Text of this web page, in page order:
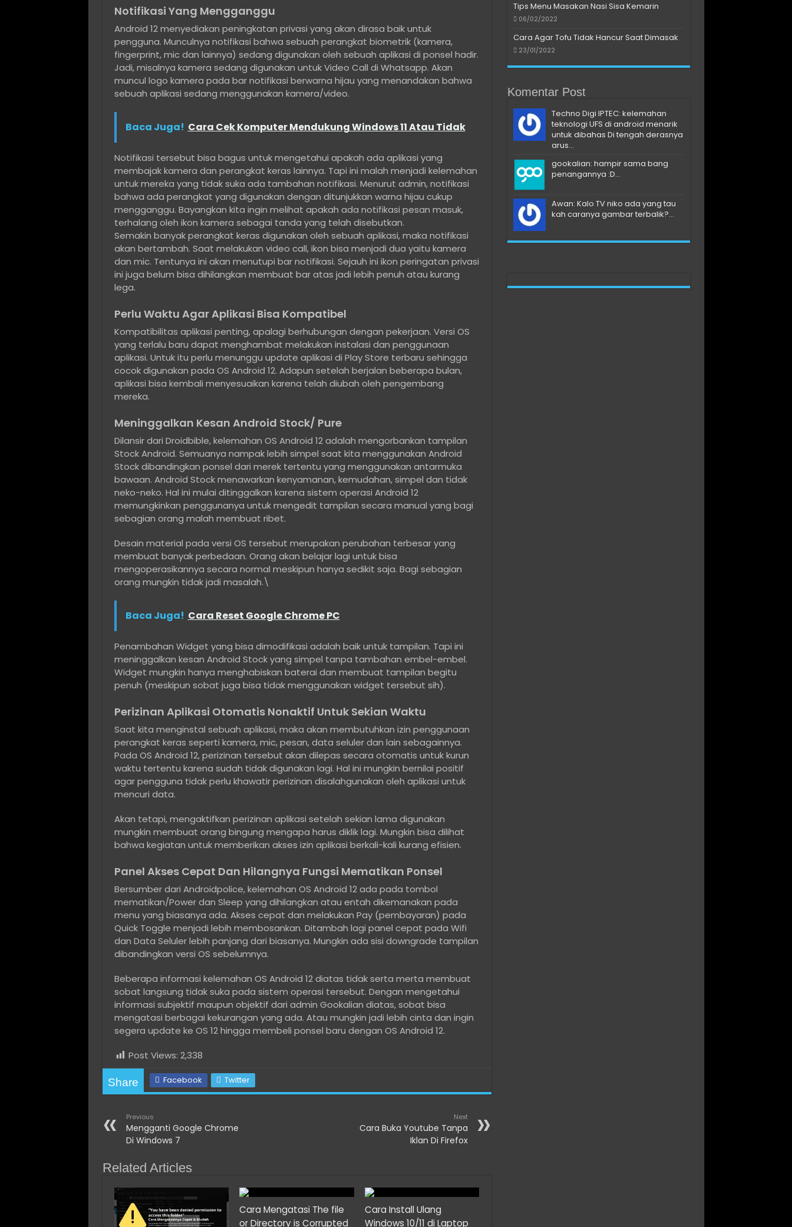
Notifikasi Yang Mengganggu
Android 12 menyediakan peningkatan privasi yang akan dirasa baik untuk
pengguna. Munculnya notifikasi bahwa sebuah perangkat biometrik (kamera,
fingerprint, mic dan lainnya) sedang digunakan oleh sebuah aplikasi di ponsel hadir.
Jadi, misalnya kamera sedang digunakan untuk Video Call di Whatsapp. Akan
muncul logo kamera pada bar notifikasi berwarna hijau yang menandakan bahwa
sebuah aplikasi sedang menggunakan kamera/video.
Baca Juga! Cara Cek Komputer Mendukung Windows 11 Atau Tidak
Notifikasi tersebut bisa bagus untuk mengetahui apakah ada aplikasi yang
membajak kamera dan perangkat keras lainnya. Tapi ini malah menjadi kelemahan
untuk mereka yang tidak suka ada tambahan notifikasi. Menurut admin, notifikasi
bahwa ada perangkat yang digunakan dengan ditunjukkan warna hijau cukup
mengganggu. Bayangkan kita ingin melihat apakah ada notifikasi pesan masuk,
terhalang oleh ikon kamera sebagai tanda yang telah disebutkan.
Semakin banyak perangkat keras digunakan oleh sebuah aplikasi, maka notifikasi
akan bertambah. Saat melakukan video call, ikon bisa menjadi dua yaitu kamera
dan mic. Tentunya ini akan menutupi bar notifikasi. Sejauh ini ikon peringatan privasi
ini juga belum bisa dihilangkan membuat bar atas jadi lebih penuh atau kurang
lega.
Perlu Waktu Agar Aplikasi Bisa Kompatibel
Kompatibilitas aplikasi penting, apalagi berhubungan dengan pekerjaan. Versi OS
yang terlalu baru dapat menghambat melakukan instalasi dan penggunaan
aplikasi. Untuk itu perlu menunggu update aplikasi di Play Store terbaru sehingga
cocok digunakan pada OS Android 12. Adapun setelah berjalan beberapa bulan,
aplikasi bisa kembali menyesuaikan karena telah diubah oleh pengembang
mereka.
Meninggalkan Kesan Android Stock/ Pure
Dilansir dari Droidbible, kelemahan OS Android 12 adalah mengorbankan tampilan
Stock Android. Semuanya nampak lebih simpel saat kita menggunakan Android
Stock dibandingkan ponsel dari merek tertentu yang menggunakan antarmuka
bawaan. Android Stock menawarkan kenyamanan, kemudahan, simpel dan tidak
neko-neko. Hal ini mulai ditinggalkan karena sistem operasi Android 12
memungkinkan penggunanya untuk mengedit tampilan secara manual yang bagi
sebagian orang malah membuat ribet.
Desain material pada versi OS tersebut merupakan perubahan terbesar yang
membuat banyak perbedaan. Orang akan belajar lagi untuk bisa
mengoperasikannya secara normal meskipun hanya sedikit saja. Bagi sebagian
orang mungkin tidak jadi masalah.\
Baca Juga! Cara Reset Google Chrome PC
Penambahan Widget yang bisa dimodifikasi adalah baik untuk tampilan. Tapi ini
meninggalkan kesan Android Stock yang simpel tanpa tambahan embel-embel.
Widget mungkin hanya menghabiskan baterai dan membuat tampilan begitu
penuh (meskipun sobat juga bisa tidak menggunakan widget tersebut sih).
Perizinan Aplikasi Otomatis Nonaktif Untuk Sekian Waktu
Saat kita menginstal sebuah aplikasi, maka akan membutuhkan izin penggunaan
perangkat keras seperti kamera, mic, pesan, data seluler dan lain sebagainnya.
Pada OS Android 12, perizinan tersebut akan dilepas secara otomatis untuk kurun
waktu tertentu karena sudah tidak digunakan lagi. Hal ini mungkin bernilai positif
agar pengguna tidak perlu khawatir perizinan disalahgunakan oleh aplikasi untuk
mencuri data.
Akan tetapi, mengaktifkan perizinan aplikasi setelah sekian lama digunakan
mungkin membuat orang bingung mengapa harus diklik lagi. Mungkin bisa dilihat
bahwa kegiatan untuk memberikan akses izin aplikasi berkali-kali kurang efisien.
Panel Akses Cepat Dan Hilangnya Fungsi Mematikan Ponsel
Bersumber dari Androidpolice, kelemahan OS Android 12 ada pada tombol
mematikan/Power dan Sleep yang dihilangkan atau entah dikemanakan pada
menu yang biasanya ada. Akses cepat dan melakukan Pay (pembayaran) pada
Quick Toggle menjadi lebih membosankan. Ditambah lagi panel cepat pada Wifi
dan Data Seluler lebih panjang dari biasanya. Mungkin ada sisi downgrade tampilan
dibandingkan versi OS sebelumnya.
Beberapa informasi kelemahan OS Android 12 diatas tidak serta merta membuat
sobat langsung tidak suka pada sistem operasi tersebut. Dengan mengetahui
informasi subjektif maupun objektif dari admin Gookalian diatas, sobat bisa
mengatasi berbagai kekurangan yang ada. Atau mungkin jadi lebih cinta dan ingin
segera update ke OS 12 hingga membeli ponsel baru dengan OS Android 12.
Post Views: 2,338
Share Facebook Twitter
Previous
Mengganti Google Chrome
Di Windows 7
Next
Cara Buka Youtube Tanpa
Iklan Di Firefox
Related Articles
Cara Mengatasi The file
or Directory is Corrupted
Cara Install Ulang
Windows 10/11 di Laptop
Tips Menu Masakan Nasi Sisa Kemarin
06/02/2022
Cara Agar Tofu Tidak Hancur Saat Dimasak
23/01/2022
Komentar Post
Techno Digi IPTEC: kelemahan
teknologi UFS di android menarik
untuk dibahas Di tengah derasnya
arus...
gookalian: hampir sama bang
penangannya :D...
Awan: Kalo TV niko ada yang tau
kah caranya gambar terbalik?...